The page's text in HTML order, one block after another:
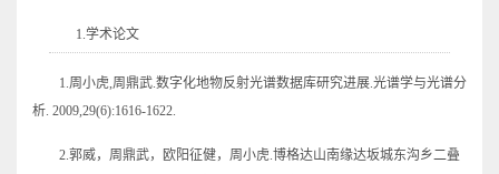
1.学术论文
1.周小虎,周鼎武.数字化地物反射光谱数据库研究进展.光谱学与光谱分
析. 2009,29(6):1616-1622.
2.郭威，周鼎武，欧阳征健，周小虎.博格达山南缘达坂城东沟乡二叠